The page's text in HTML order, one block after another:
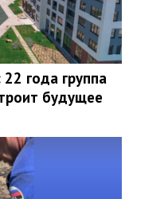
года группа
будущее